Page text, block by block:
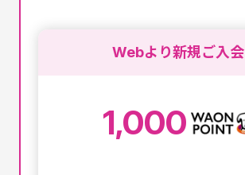
Webより新規ご入会
1,000